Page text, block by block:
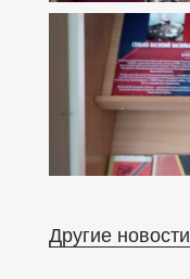
Другие новости